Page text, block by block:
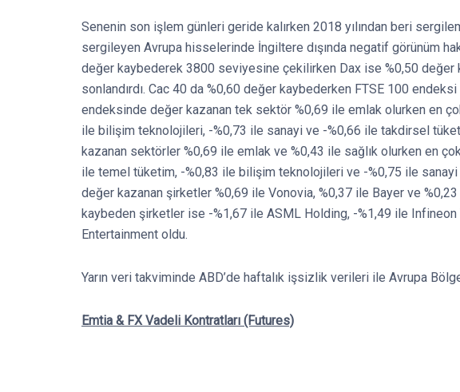
Senenin son işlem günleri geride kalırken 2018 yılından beri
sergileyen Avrupa hisselerinde İngiltere dışında negatif görünüm
değer kaybederek 3800 seviyesine çekilirken Dax ise %0,50
sonlandırdı. Cac 40 da %0,60 değer kaybederken FTSE 100
endeksinde değer kazanan tek sektör %0,69 ile emlak olurken en
ile bilişim teknolojileri, -%0,73 ile sanayi ve -%0,66 ile takdirsel
kazanan sektörler %0,69 ile emlak ve %0,43 ile sağlık olurken en
ile temel tüketim, -%0,83 ile bilişim teknolojileri ve -%0,75 ile
değer kazanan şirketler %0,69 ile Vonovia, %0,37 ile Bayer ve
kaybeden şirketler ise -%1,67 ile ASML Holding, -%1,49 ile
Entertainment oldu.
Yarın veri takviminde ABD’de haftalık işsizlik verileri ile Avrupa
Emtia & FX Vadeli Kontratları (Futures)